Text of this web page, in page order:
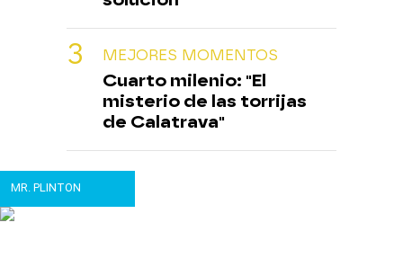
MEJORES MOMENTOS
Cuarto milenio: "El
misterio de las torrijas
de Calatrava"
MR. PLINTON